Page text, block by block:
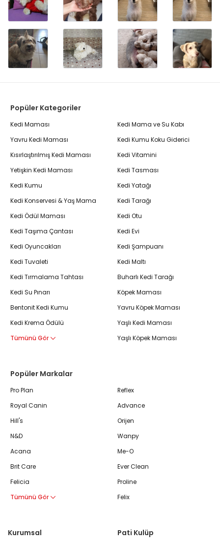
Popüler Kategoriler
Kedi Maması
Yavru Kedi Maması
Kısırlaştırılmış Kedi Maması
Yetişkin Kedi Maması
Kedi Kumu
Kedi Konservesi & Yaş Mama
Kedi Ödül Maması
Kedi Taşıma Çantası
Kedi Oyuncakları
Kedi Tuvaleti
Kedi Tırmalama Tahtası
Kedi Su Pınarı
Bentonit Kedi Kumu
Kedi Krema Ödülü
Tümünü Gör
Kedi Mama ve Su Kabı
Kedi Kumu Koku Giderici
Kedi Vitamini
Kedi Tasması
Kedi Yatağı
Kedi Tarağı
Kedi Otu
Kedi Evi
Kedi Şampuanı
Kedi Maltı
Buharlı Kedi Tarağı
Köpek Maması
Yavru Köpek Maması
Yaşlı Kedi Maması
Yaşlı Köpek Maması
Popüler Markalar
Pro Plan
Royal Canin
Hill's
N&D
Acana
Brit Care
Felicia
Tümünü Gör
Reflex
Advance
Orijen
Wanpy
Me-O
Ever Clean
Proline
Felix
Kurumsal Pati Kulüp